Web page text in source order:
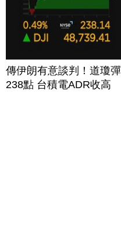
傳伊朗有意談判！道瓊彈
238點 台積電ADR收高